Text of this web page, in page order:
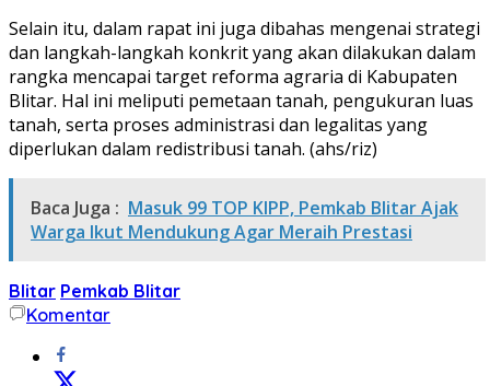
Selain itu, dalam rapat ini juga dibahas mengenai strategi
dan langkah-langkah konkrit yang akan dilakukan dalam
rangka mencapai target reforma agraria di Kabupaten
Blitar. Hal ini meliputi pemetaan tanah, pengukuran luas
tanah, serta proses administrasi dan legalitas yang
diperlukan dalam redistribusi tanah. (ahs/riz)
Baca Juga : Masuk 99 TOP KIPP, Pemkab Blitar Ajak
Warga Ikut Mendukung Agar Meraih Prestasi
Blitar Pemkab Blitar
Komentar